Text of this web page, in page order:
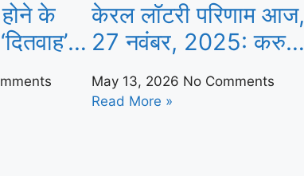
होने के
ओर
तक
केरल लॉटरी परिणाम आज,
27 नवंबर, 2025: करुणा
प्लस केएन-599 विजेता
संख्या | भारत समाचार
May 13, 2026 No Comments
Read More »